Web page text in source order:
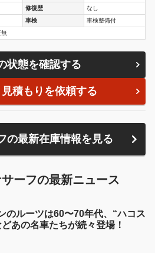
修復歴
なし
車検
車検整備付
無
状態を確認する
積もりを依頼する
の最新在庫情報を見る
サーフの最新ニュース
のルーツは60〜70年代、“ハコス
あの名車たちが続々登場！